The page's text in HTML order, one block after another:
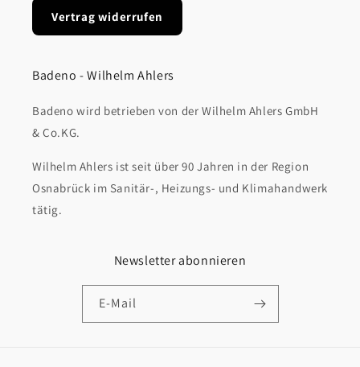
Vertrag widerrufen
Badeno - Wilhelm Ahlers
Badeno wird betrieben von der Wilhelm Ahlers GmbH
& Co.KG.
Wilhelm Ahlers ist seit über 90 Jahren in der Region
Osnabrück im Sanitär-, Heizungs- und Klimahandwerk
tätig.
Newsletter abonnieren
E-Mail